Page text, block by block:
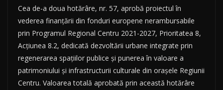
Cea de-a doua hotărâre, nr. 57, aprobă proiectul în
vederea finanțării din fonduri europene nerambursabile
prin Programul Regional Centru 2021-2027, Prioritatea 8,
Acțiunea 8.2, dedicată dezvoltării urbane integrate prin
regenerarea spațiilor publice și punerea în valoare a
patrimoniului și infrastructurii culturale din orașele Regiunii
Centru. Valoarea totală aprobată prin această hotărâre